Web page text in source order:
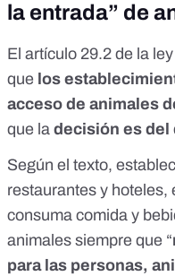
la entrada” de
El artículo 29.2 de la
que los
acceso de animales
que la decisión es del
Según el texto,
restaurantes y hoteles,
consuma comida y
animales siempre que “
para las personas,